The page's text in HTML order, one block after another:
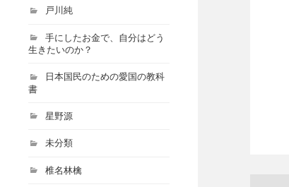
戸川純
手にしたお金で、自分はどう
生きたいのか？
日本国民のための愛国の教科
書
星野源
未分類
椎名林檎